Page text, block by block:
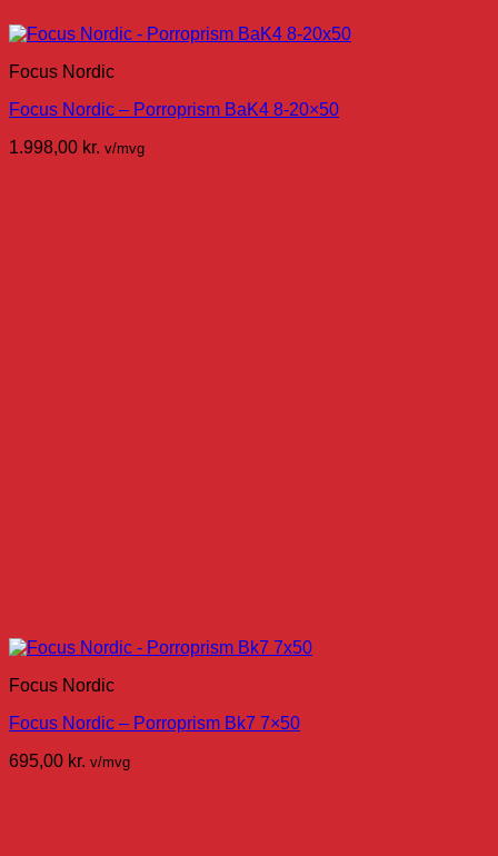
Focus Nordic
Focus Nordic – Porroprism BaK4 8-20×50
1.998,00 kr. v/mvg
Focus Nordic
Focus Nordic – Porroprism Bk7 7×50
695,00 kr. v/mvg